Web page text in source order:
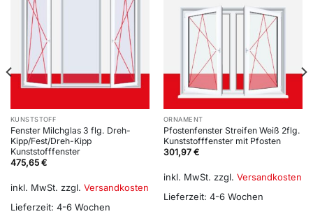
KUNSTSTOFF
Fenster Milchglas 3 flg. Dreh-
Kipp/Fest/Dreh-Kipp
Kunststofffenster
475,65 €
inkl. MwSt. zzgl. Versandkosten
Lieferzeit: 4-6 Wochen
ORNAMENT
Pfostenfenster Streifen Weiß 2flg.
Kunststofffenster mit Pfosten
301,97 €
inkl. MwSt. zzgl. Versandkosten
Lieferzeit: 4-6 Wochen